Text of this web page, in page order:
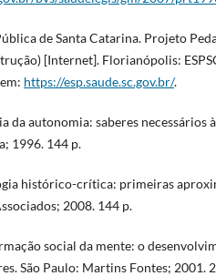
de Santa Catarina. Projeto
[Internet]. Florianópolis:
https://esp.saude.sc.gov.br/.
da autonomia: saberes necessários
1996. 144 p.
histórico-crítica: primeiras
2008. 144 p.
social da mente: o
São Paulo: Martins Fontes; 2001.